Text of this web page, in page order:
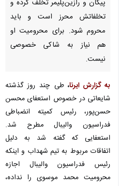
پیکان و رازین‌پلیمر تخلف کرده و
تخلفاتش محرز است و باید
محروم شود. برای محرومیت او
هم نیاز به شاکی خصوصی
نیست.
به گزارش ایرنا، طی چند روز گذشته
شایعاتی در خصوص استعفای محسن
حسن‌پور، رئیس کمیته انضباطی
فدراسیون والیبال مطرح شد.
استعفایی که گفته شد به دلیل اتفاقات
مربوط به تیم شهداب و اینکه رئیس
فدراسیون والیبال اجازه محرومیت
محمد موسوی را نداده، بوده است.